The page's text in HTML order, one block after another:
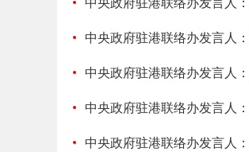
中央政府驻港联络办发言人
中央政府驻港联络办发言人
中央政府驻港联络办发言人
中央政府驻港联络办发言人